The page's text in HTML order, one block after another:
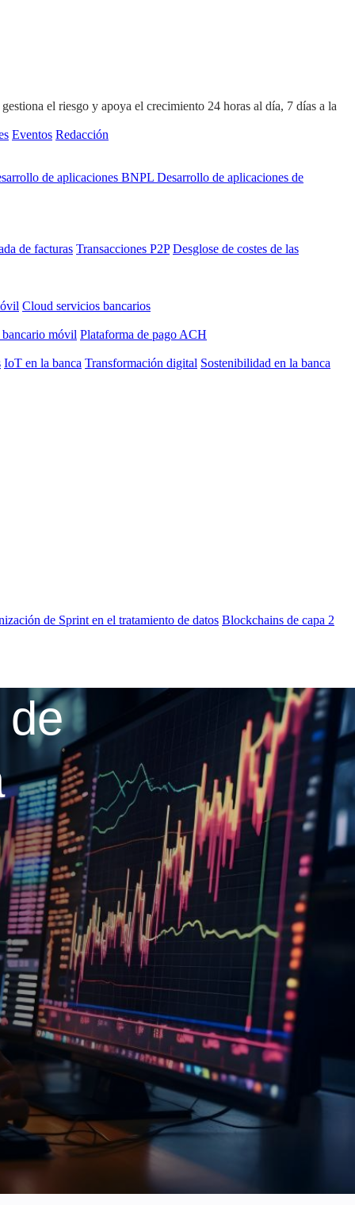
el riesgo y apoya el crecimiento 24 horas al día, 7 días a la
Eventos Redacción
de aplicaciones BNPL Desarrollo de aplicaciones de
de facturas Transacciones P2P Desglose de costes de las
Cloud servicios bancarios
bancario móvil Plataforma de pago ACH
IoT en la banca Transformación digital Sostenibilidad en la banca
de Sprint en el tratamiento de datos Blockchains de capa 2
de